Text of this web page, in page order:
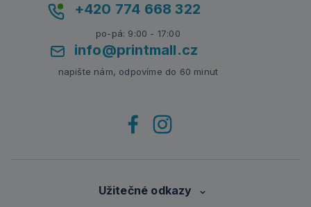
+420 774 668 322
po-pá: 9:00 - 17:00
info@printmall.cz
napište nám, odpovíme do 60 minut
Užitečné odkazy